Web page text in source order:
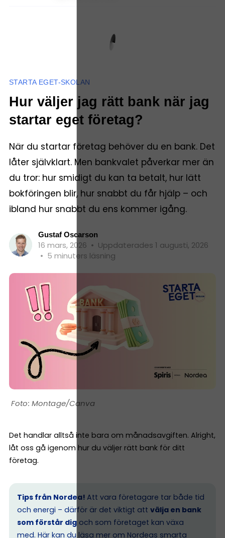
STARTA EGET-SKOLAN
Hur väljer jag rätt bank när jag
startar eget företag?
När du startar företag behöver du en bank. Det
låter självklart. Men bankvalet påverkar mer än
du tror: hur smidigt du kan ta betalt, hur lätt
bokföringen blir, hur snabbt du får hjälp – och
ibland hur snabbt du ens kommer igång.
Gustaf Oscarson
16 mars, 2026 • Uppdaterades 1 augusti, 2026
• 5 minuters läsning
Montage/Canva
Det handlar alltså inte bara om månadsavgiften. Alright,
låt oss gå igenom hur du väljer rätt bank för ditt
företag.
Tips från Nordea! Att vara företagare tar både tid
och energi – därför är det viktigt att välja en bank
som förstår dig och som företaget kan växa
med. Här kan du läsa mer om Nordeas smarta